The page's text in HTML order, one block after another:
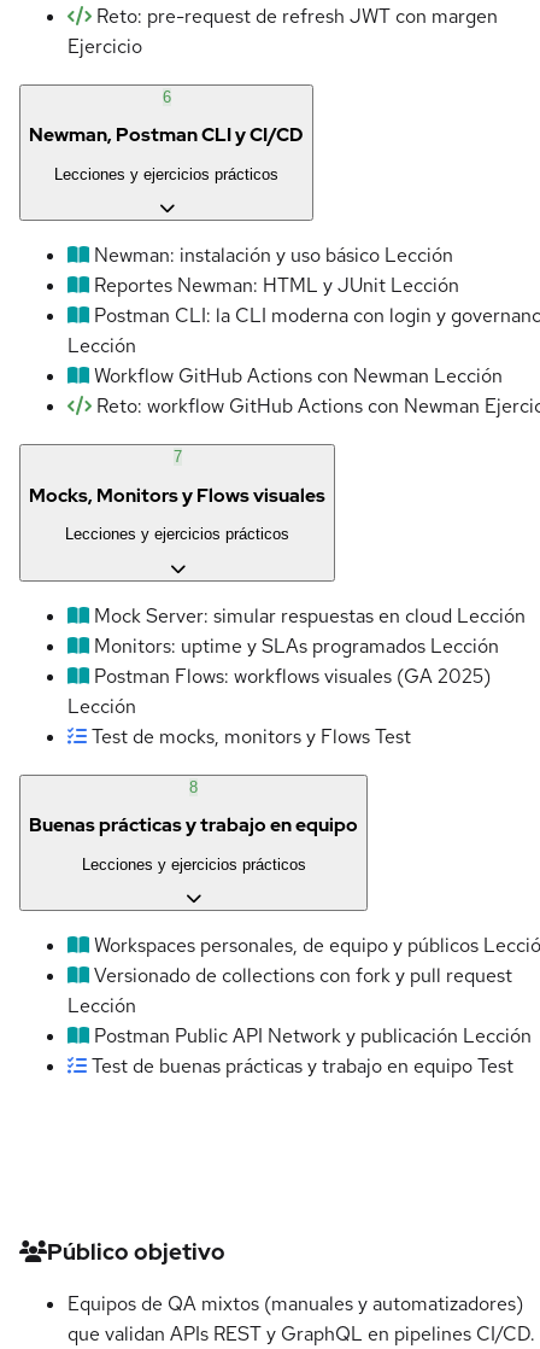
Reto: pre-request de refresh JWT con margen
Ejercicio
6
Newman, Postman CLI y CI/CD
Lecciones y ejercicios prácticos
Newman: instalación y uso básico Lección
Reportes Newman: HTML y JUnit Lección
Postman CLI: la CLI moderna con login y
Lección
Workflow GitHub Actions con Newman Lección
Reto: workflow GitHub Actions con Newman
7
Mocks, Monitors y Flows visuales
Lecciones y ejercicios prácticos
Mock Server: simular respuestas en cloud Lección
Monitors: uptime y SLAs programados Lección
Postman Flows: workflows visuales (GA 2025)
Lección
Test de mocks, monitors y FlowsTest
8
Buenas prácticas y trabajo en equipo
Lecciones y ejercicios prácticos
Workspaces personales, de equipo y públicos
Versionado de collections con fork y pull request
Lección
Postman Public API Network y publicación Lección
Test de buenas prácticas y trabajo en equipoTest
Detalles del curso
Público objetivo
Equipos de QA mixtos (manuales y automatizadores)
que validan APIs REST y GraphQL en pipelines CI/CD.